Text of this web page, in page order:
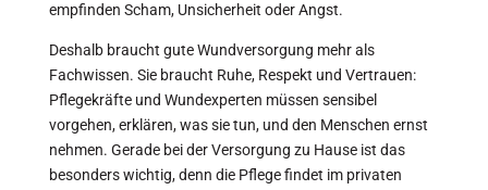
empfinden Scham, Unsicherheit oder Angst.
Deshalb braucht gute Wundversorgung mehr als
Fachwissen. Sie braucht Ruhe, Respekt und Vertrauen:
Pflegekräfte und Wundexperten müssen sensibel
vorgehen, erklären, was sie tun, und den Menschen ernst
nehmen. Gerade bei der Versorgung zu Hause ist das
besonders wichtig, denn die Pflege findet im privaten